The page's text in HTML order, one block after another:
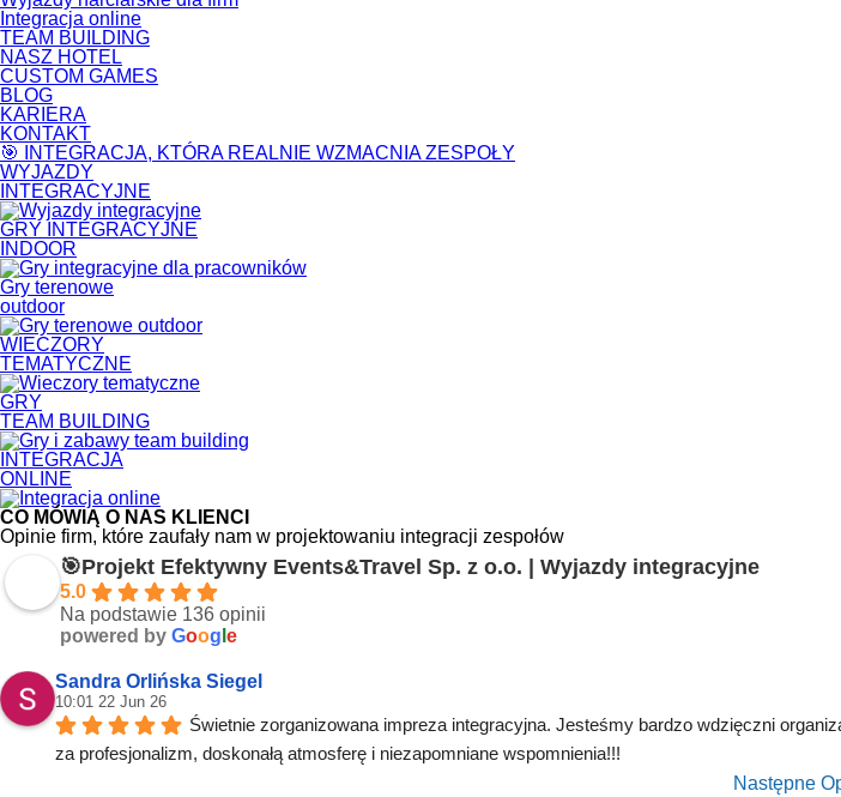
Integracja online
TEAM BUILDING
NASZ HOTEL
CUSTOM GAMES
BLOG
KARIERA
KONTAKT
🎯 INTEGRACJA, KTÓRA REALNIE WZMACNIA ZESPOŁY
WYJAZDY
INTEGRACYJNE
GRY INTEGRACYJNE
INDOOR
Gry terenowe
outdoor
WIECZORY
TEMATYCZNE
GRY
TEAM BUILDING
INTEGRACJA
ONLINE
CO MÓWIĄ O NAS KLIENCI
Opinie firm, które zaufały nam w projektowaniu integracji zespołów
🎯Projekt Efektywny Events&Travel Sp. z o.o. | Wyjazdy integracyjne
5.0
Na podstawie 136 opinii
powered by Goog e
Sandra Orlińska Siegel
10:01 22 Jun 26
Świetnie zorganizowana impreza integracyjna. Jesteśmy bardzo wdzięczni
za profesjonalizm, doskonałą atmosferę i niezapomniane wspomnienia!!!
Następne